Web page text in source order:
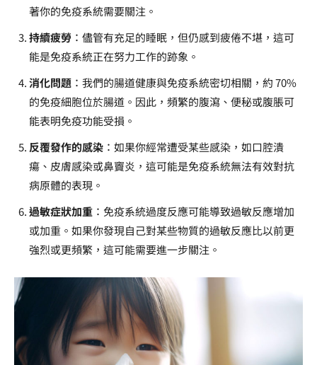
著你的免疫系統需要關注。
持續疲勞 ：儘管有充足的睡眠，但仍感到疲倦不堪，這可
能是免疫系統正在努力工作的跡象。
消化問題 ：我們的腸道健康與免疫系統密切相關，約 70%
的免疫細胞位於腸道。因此，頻繁的腹瀉、便秘或腹脹可
能表明免疫功能受損。
反覆發作的感染 ：如果你經常遭受某些感染，如口腔潰
瘍、皮膚感染或鼻竇炎，這可能是免疫系統無法有效對抗
病原體的表現。
過敏症狀加重 ：免疫系統過度反應可能導致過敏反應增加
或加重。如果你發現自己對某些物質的過敏反應比以前更
強烈或更頻繁，這可能需要進一步關注。